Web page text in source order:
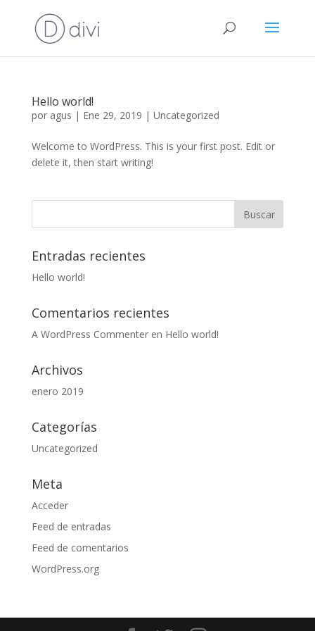
Hello world!
por agus | Ene 29, 2019 | Uncategorized
Welcome to WordPress. This is your first post. Edit or
delete it, then start writing!
Entradas recientes
Hello world!
Comentarios recientes
A WordPress Commenteren Hello world!
Archivos
enero 2019
Categorías
Uncategorized
Meta
Acceder
Feed de entradas
Feed de comentarios
WordPress.org